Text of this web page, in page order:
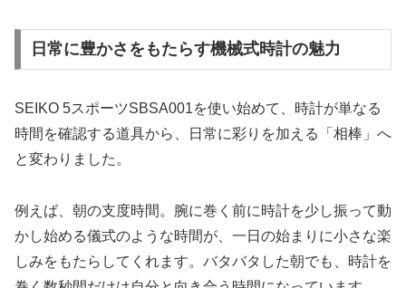
日常に豊かさをもたらす機械式時計の魅力
SEIKO 5スポーツSBSA001を使い始めて、時計が単なる
時間を確認する道具から、日常に彩りを加える「相棒」へ
と変わりました。
例えば、朝の支度時間。腕に巻く前に時計を少し振って動
かし始める儀式のような時間が、一日の始まりに小さな楽
しみをもたらしてくれます。バタバタした朝でも、時計を